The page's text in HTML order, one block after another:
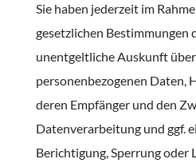
Sie haben jederzeit im
gesetzlichen Bestimmungen
unentgeltliche Auskunft
personenbezogenen Daten,
deren Empfänger und den
Datenverarbeitung und ggf.
Berichtigung, Sperrung oder